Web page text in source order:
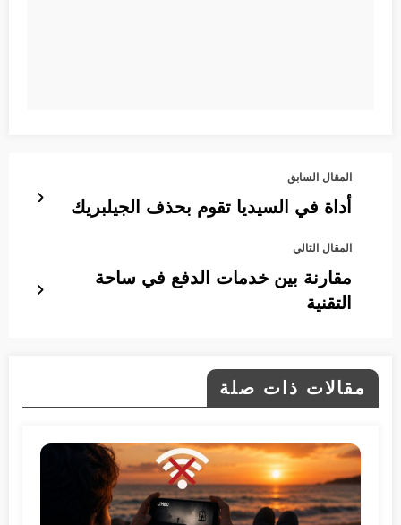
المقال السابق
أداة في السيديا تقوم بحذف الجيلبريك
المقال التالي
مقارنة بين خدمات الدفع في ساحة
التقنية
مقالات ذات صلة